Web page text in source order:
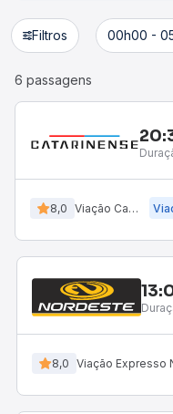
Filtros 00h00 -
6 passagens
8,0 Viação Catarinense
8,0 Viação Expresso